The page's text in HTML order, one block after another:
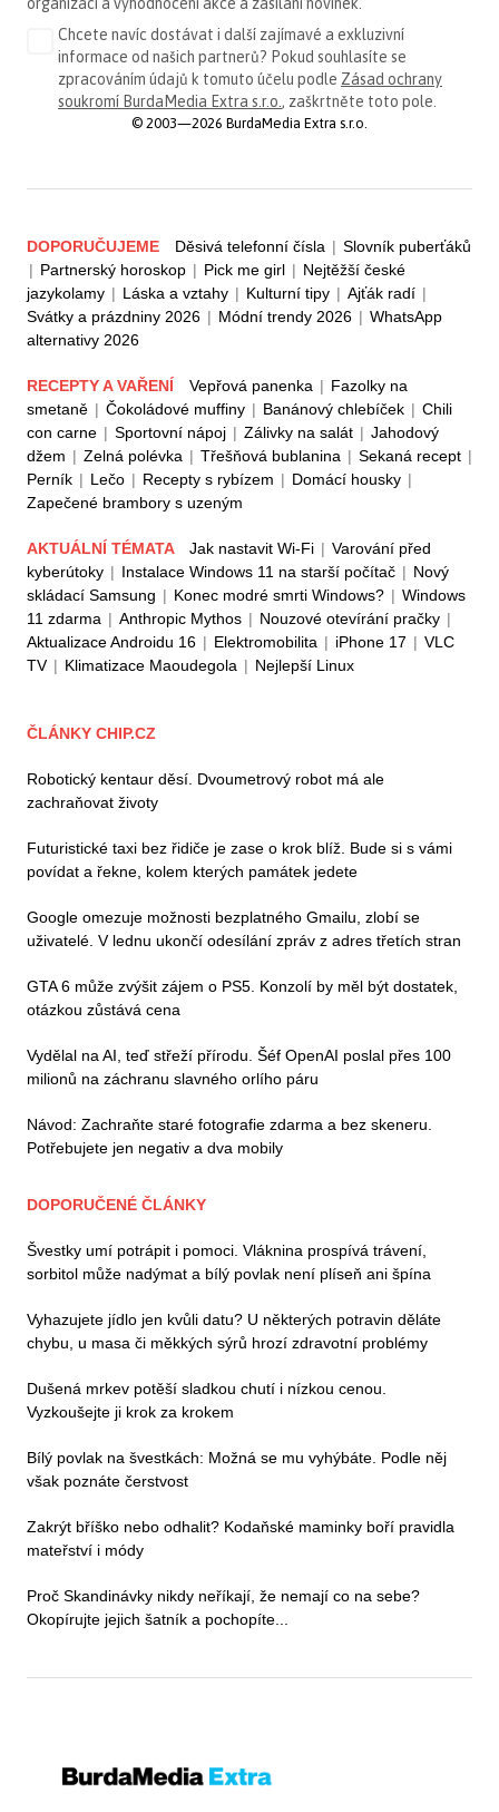
Chcete navíc dostávat i další zajímavé a exkluzivní
informace od našich partnerů? Pokud souhlasíte se
zpracováním údajů k tomuto účelu podle Zásad ochrany
soukromí BurdaMedia Extra s.r.o. , zaškrtněte toto pole.
© 2003—2026 BurdaMedia Extra s.r.o.
DOPORUČUJEME Děsivá telefonní čísla | Slovník puberťáků
| Partnerský horoskop | Pick me girl | Nejtěžší české
jazykolamy | Láska a vztahy | Kulturní tipy | Ajťák radí |
Svátky a prázdniny 2026 | Módní trendy 2026 | WhatsApp
alternativy 2026
RECEPTY A VAŘENÍ Vepřová panenka | Fazolky na
smetaně | Čokoládové muffiny | Banánový chlebíček | Chili
con carne | Sportovní nápoj | Zálivky na salát | Jahodový
džem | Zelná polévka | Třešňová bublanina | Sekaná recept |
Perník | Lečo | Recepty s rybízem | Domácí housky |
Zapečené brambory s uzeným
AKTUÁLNÍ TÉMATA Jak nastavit Wi-Fi | Varování před
kyberútoky | Instalace Windows 11 na starší počítač | Nový
skládací Samsung | Konec modré smrti Windows? | Windows
11 zdarma | Anthropic Mythos | Nouzové otevírání pračky |
Aktualizace Androidu 16 | Elektromobilita | iPhone 17 | VLC
TV | Klimatizace Maoudegola | Nejlepší Linux
ČLÁNKY CHIP.CZ
Robotický kentaur děsí. Dvoumetrový robot má ale
zachraňovat životy
Futuristické taxi bez řidiče je zase o krok blíž. Bude si s vámi
povídat a řekne, kolem kterých památek jedete
Google omezuje možnosti bezplatného Gmailu, zlobí se
uživatelé. V lednu ukončí odesílání zpráv z adres třetích stran
GTA 6 může zvýšit zájem o PS5. Konzolí by měl být dostatek,
otázkou zůstává cena
Vydělal na AI, teď střeží přírodu. Šéf OpenAI poslal přes 100
milionů na záchranu slavného orlího páru
Návod: Zachraňte staré fotografie zdarma a bez skeneru.
Potřebujete jen negativ a dva mobily
DOPORUČENÉ ČLÁNKY
Švestky umí potrápit i pomoci. Vláknina prospívá trávení,
sorbitol může nadýmat a bílý povlak není plíseň ani špína
Vyhazujete jídlo jen kvůli datu? U některých potravin děláte
chybu, u masa či měkkých sýrů hrozí zdravotní problémy
Dušená mrkev potěší sladkou chutí i nízkou cenou.
Vyzkoušejte ji krok za krokem
Bílý povlak na švestkách: Možná se mu vyhýbáte. Podle něj
však poznáte čerstvost
Zakrýt bříško nebo odhalit? Kodaňské maminky boří pravidla
mateřství i módy
Proč Skandinávky nikdy neříkají, že nemají co na sebe?
Okopírujte jejich šatník a pochopíte...